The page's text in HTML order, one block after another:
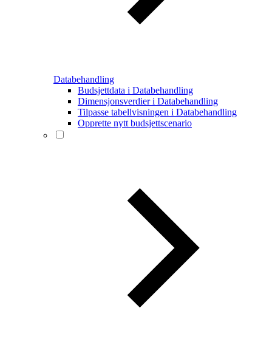
Databehandling
Budsjettdata i Databehandling
Dimensjonsverdier i Databehandling
Tilpasse tabellvisningen i Databehandling
Opprette nytt budsjettscenario